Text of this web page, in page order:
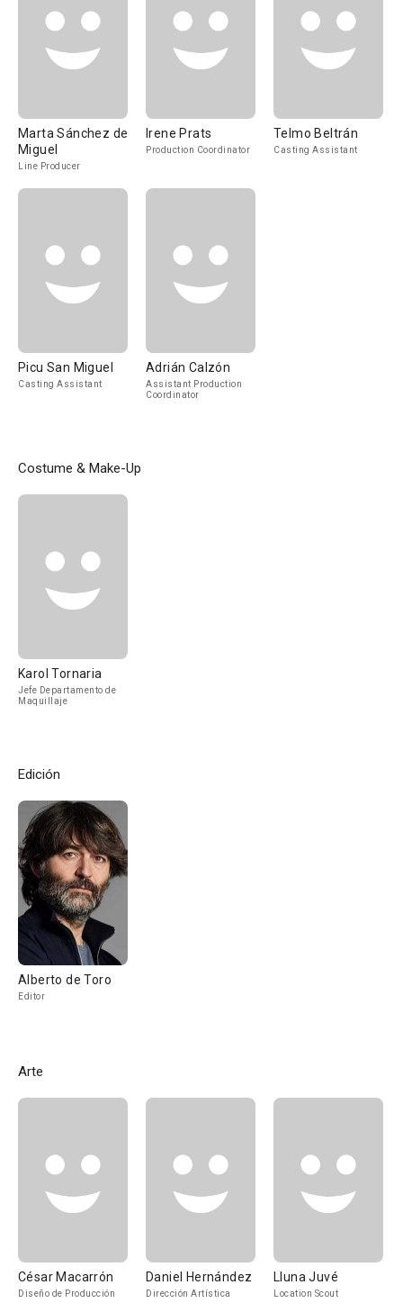
Marta Sánchez de
Miguel
Line Producer
Irene Prats
Production Coordinator
Telmo Beltrán
Casting Assistant
Picu San Miguel
Casting Assistant
Adrián Calzón
Assistant Production
Coordinator
Costume & Make-Up
Karol Tornaria
Jefe Departamento de
Maquillaje
Edición
Alberto de Toro
Editor
Arte
César Macarrón
Diseño de Producción
Daniel Hernández
Dirección Artística
Lluna Juvé
Location Scout